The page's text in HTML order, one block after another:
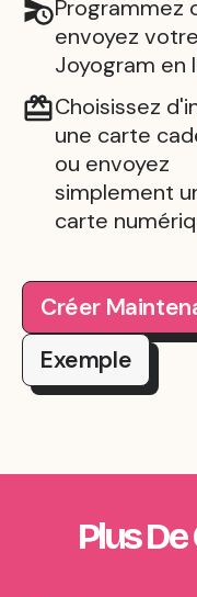
Programmez
envoyez votre
Joyogram en
Choisissez
une carte
ou envoyez
simplement
carte
Créer
Exemple
Plus